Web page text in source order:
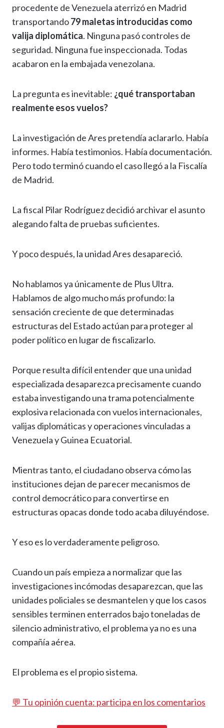
procedente de Venezuela aterrizó en Madrid
transportando79 maletas introducidas como
valija diplomática. Ninguna pasó controles de
seguridad. Ninguna fue inspeccionada. Todas
acabaron en la embajada venezolana.
La pregunta es inevitable: ¿qué transportaban
realmente esos vuelos?
La investigación de Ares pretendía aclararlo. Había
informes. Había testimonios. Había documentación.
Pero todo terminó cuando el caso llegó a la Fiscalía
de Madrid.
La fiscal Pilar Rodríguez decidió archivar el asunto
alegando falta de pruebas suficientes.
Y poco después, la unidad Ares desapareció.
No hablamos ya únicamente de Plus Ultra.
Hablamos de algo mucho más profundo: la
sensación creciente de que determinadas
estructuras del Estado actúan para proteger al
poder político en lugar de fiscalizarlo.
Porque resulta difícil entender que una unidad
especializada desaparezca precisamente cuando
estaba investigando una trama potencialmente
explosiva relacionada con vuelos internacionales,
valijas diplomáticas y operaciones vinculadas a
Venezuela y Guinea Ecuatorial.
Mientras tanto, el ciudadano observa cómo las
instituciones dejan de parecer mecanismos de
control democrático para convertirse en
estructuras opacas donde todo acaba diluyéndose.
Y eso es lo verdaderamente peligroso.
Cuando un país empieza a normalizar que las
investigaciones incómodas desaparezcan, que las
unidades policiales se desmantelen y que los casos
sensibles terminen enterrados bajo toneladas de
silencio administrativo, el problema ya no es una
compañía aérea.
El problema es el propio sistema.
💬 Tu opinión cuenta: participa en los comentarios